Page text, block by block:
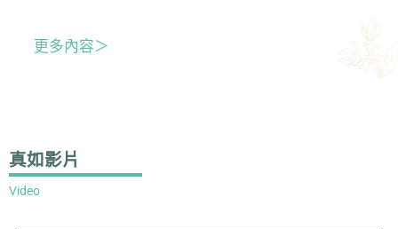
更多內容＞
真如影片
Video